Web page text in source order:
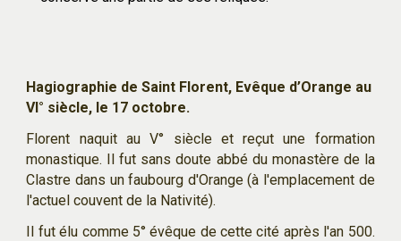
Hagiographie de Saint Florent, Evêque d’Orange au
VI° siècle, le 17 octobre.
Florent naquit au V° siècle et reçut une formation
monastique. Il fut sans doute abbé du monastère de la
Clastre dans un faubourg d'Orange (à l'emplacement de
l'actuel couvent de la Nativité).
Il fut élu comme 5° évêque de cette cité après l'an 500.